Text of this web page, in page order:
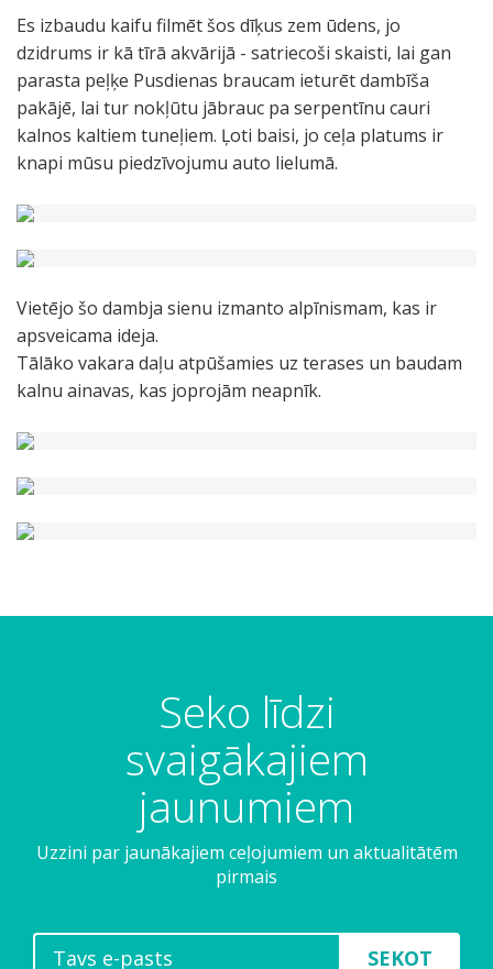
Es izbaudu kaifu filmēt šos dīķus zem ūdens, jo
dzidrums ir kā tīrā akvārijā - satriecoši skaisti, lai gan
parasta peļķe Pusdienas braucam ieturēt dambīša
pakājē, lai tur nokļūtu jābrauc pa serpentīnu cauri
kalnos kaltiem tuneļiem. Ļoti baisi, jo ceļa platums ir
knapi mūsu piedzīvojumu auto lielumā.
Vietējo šo dambja sienu izmanto alpīnismam, kas ir
apsveicama ideja.
Tālāko vakara daļu atpūšamies uz terases un baudam
kalnu ainavas, kas joprojām neapnīk.
Seko līdzi
svaigākajiem
jaunumiem
Uzzini par jaunākajiem ceļojumiem un aktualitātēm
pirmais
SEKOT